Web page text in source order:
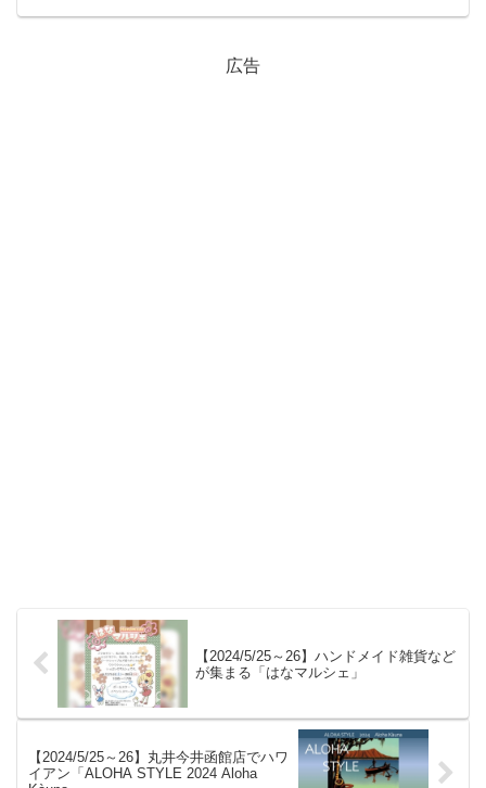
広告
【2024/5/25～26】ハンドメイド雑貨など
が集まる「はなマルシェ」
【2024/5/25～26】丸井今井函館店でハワ
イアン「ALOHA STYLE 2024 Aloha